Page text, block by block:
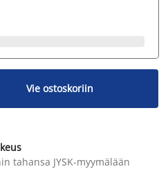
Vie ostoskoriin
tahansa JYSK-myymälään